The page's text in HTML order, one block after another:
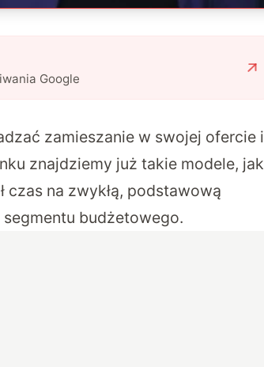
Google
zamieszanie w swojej ofercie i
znajdziemy już takie modele, jak
czas na zwykłą, podstawową
segmentu budżetowego.